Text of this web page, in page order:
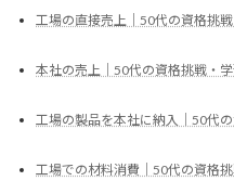
工場の直接売上｜50代の資格挑
本社の売上｜50代の資格挑戦・
工場の製品を本社に納入｜50代
工場での材料消費｜50代の資格